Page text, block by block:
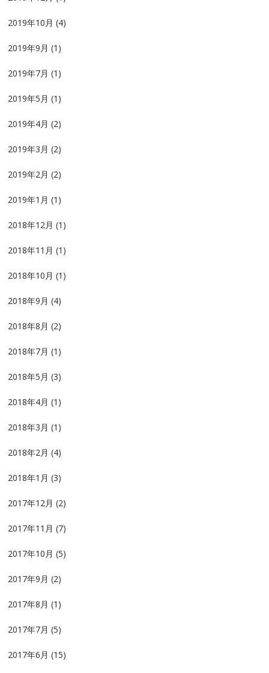
2019年10月 (4)
2019年9月 (1)
2019年7月 (1)
2019年5月 (1)
2019年4月 (2)
2019年3月 (2)
2019年2月 (2)
2019年1月 (1)
2018年12月 (1)
2018年11月 (1)
2018年10月 (1)
2018年9月 (4)
2018年8月 (2)
2018年7月 (1)
2018年5月 (3)
2018年4月 (1)
2018年3月 (1)
2018年2月 (4)
2018年1月 (3)
2017年12月 (2)
2017年11月 (7)
2017年10月 (5)
2017年9月 (2)
2017年8月 (1)
2017年7月 (5)
2017年6月 (15)